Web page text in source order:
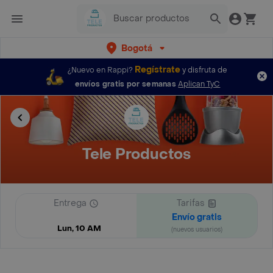
Bogotá
¿Nuevo en Rappi? Regístratey disfruta de
envíos gratis por semanas Aplican TyC
Tele Productos
Entrega
Lun, 10 AM
Tarifas
Envío gratis
(nuevos usuarios)